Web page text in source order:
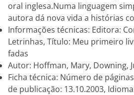
oral inglesa.Numa linguagem
autora dá nova vida a histórias
Informações técnicas: Editora:
Letrinhas, Título: Meu primeiro
fadas
Autor: Hoffman, Mary, Downing,
Ficha técnica: Número de
de publicação: 13.10.2003,